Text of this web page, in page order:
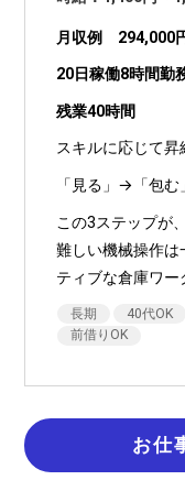
月収例 294,000
20日稼働8時間勤
残業40時間
スキルに応じて昇
「見る」→「包む
この3ステップが
難しい機械操作は
ティブな倉庫ワー
長期 40代OK
前借りOK
お仕